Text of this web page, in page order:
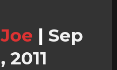
| Sep
2011